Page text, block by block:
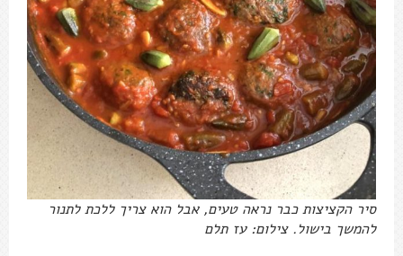
סיר הקציצות כבר נראה טעים, אבל הוא צריך ללכת לתנור
להמשך בישול. צילום: עז תלם